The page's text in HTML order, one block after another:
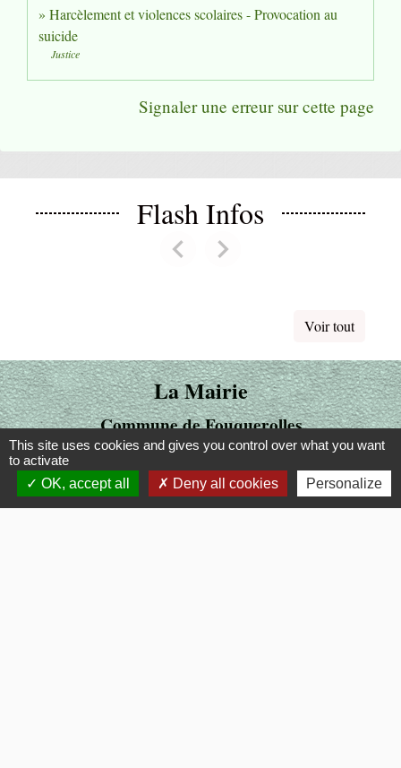
Harcèlement et violences scolaires - Provocation au
suicide
Justice
Signaler une erreur sur cette page
Flash Infos
chevron_leftPrevious
chevron_rightNext
Voir tout
La Mairie
Commune de Fouquerolles
2, Grande Rue
60510 Fouquerolles - FRANCE
+33 3 44 80 43 12
This site uses cookies and gives you control over what you want
to activate
OK, accept all
Deny all cookies Personalize